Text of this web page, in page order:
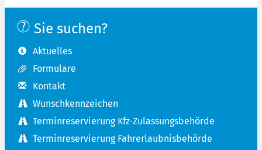
Sie suchen?
Aktuelles
Formulare
Kontakt
Wunschkennzeichen
Terminreservierung Kfz-Zulassungsbehörde
Terminreservierung Fahrerlaubnisbehörde